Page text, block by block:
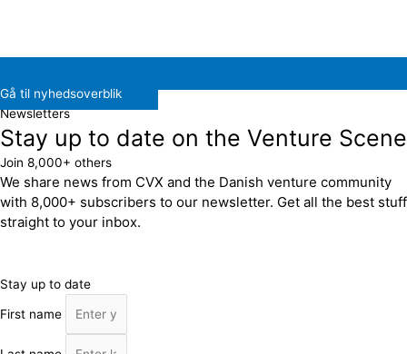
Gå til nyhedsoverblik
Newsletters
Stay up to date on the Venture Scene
Join 8,000+ others
We share news from CVX and the Danish venture community
with 8,000+ subscribers to our newsletter. Get all the best stuff
straight to your inbox.
Stay up to date
First name